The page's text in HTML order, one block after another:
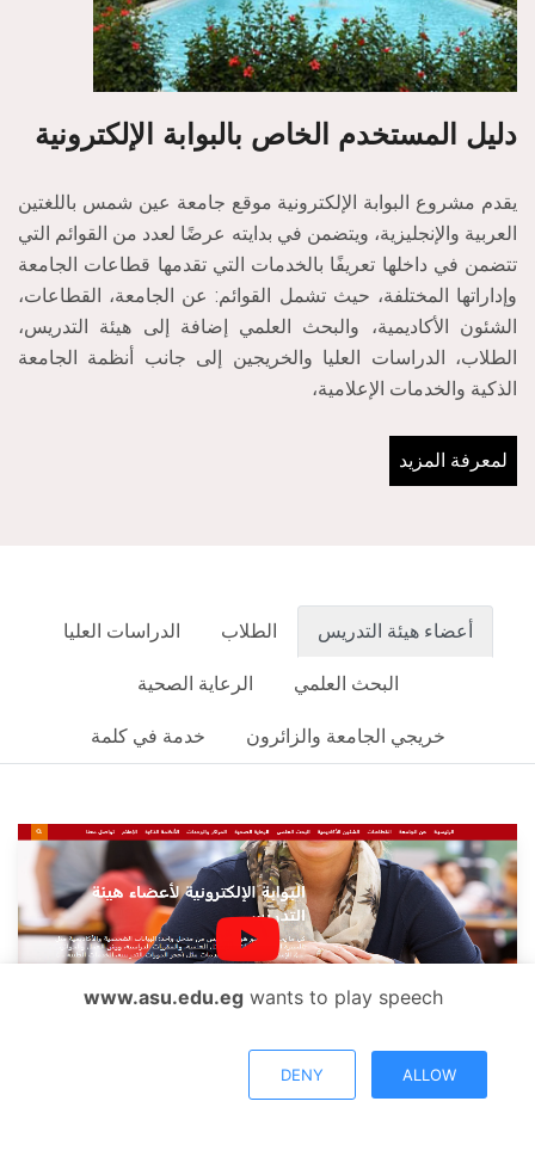
دليل المستخدم الخاص بالبوابة الإلكترونية
يقدم مشروع البوابة الإلكترونية موقع جامعة عين شمس باللغتين
العربية والإنجليزية، ويتضمن في بدايته عرضًا لعدد من القوائم التي
تتضمن في داخلها تعريفًا بالخدمات التي تقدمها قطاعات الجامعة
وإداراتها المختلفة، حيث تشمل القوائم: عن الجامعة، القطاعات،
الشئون الأكاديمية، والبحث العلمي إضافة إلى هيئة التدريس،
الطلاب، الدراسات العليا والخريجين إلى جانب أنظمة الجامعة
الذكية والخدمات الإعلامية،
لمعرفة المزيد
أعضاء هيئة التدريس الطلاب الدراسات العليا
البحث العلمي الرعاية الصحية
خريجي الجامعة والزائرون خدمة في كلمة
دليل أعضاء هيئة التدريس
www.asu.edu.egwants to play speech
DENY ALLOW